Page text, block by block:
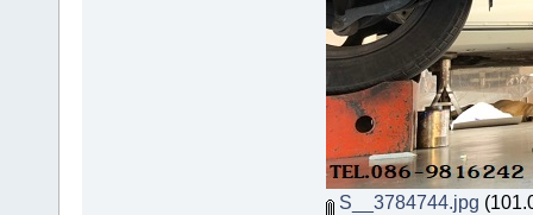
S__3784744.jpg